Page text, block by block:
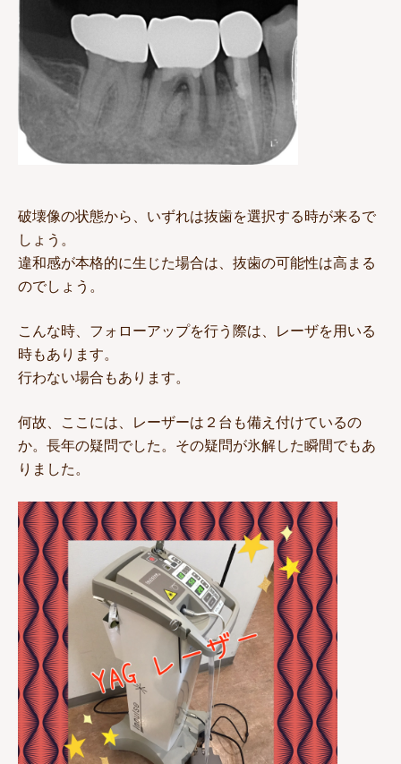
破壊像の状態から、いずれは抜歯を選択する時が来るで
しょう。
違和感が本格的に生じた場合は、抜歯の可能性は高まる
のでしょう。
こんな時、フォローアップを行う際は、レーザを用いる
時もあります。
行わない場合もあります。
何故、ここには、レーザーは２台も備え付けているの
か。長年の疑問でした。その疑問が氷解した瞬間でもあ
りました。